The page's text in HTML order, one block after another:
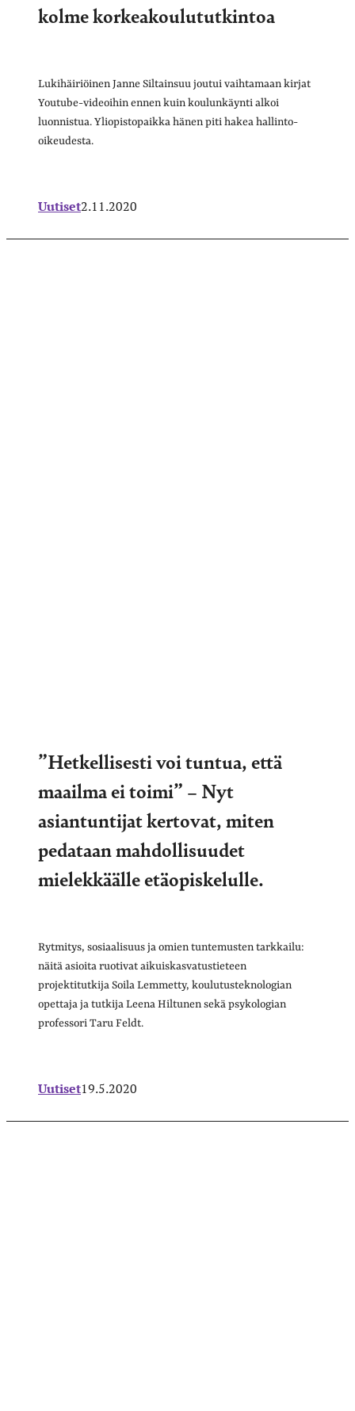
kolme korkeakoulututkintoa
Lukihäiriöinen Janne Siltainsuu joutui vaihtamaan kirjat
Youtube-videoihin ennen kuin koulunkäynti alkoi
luonnistua. Yliopistopaikka hänen piti hakea hallinto-
oikeudesta.
Uutiset2.11.2020
”Hetkellisesti voi tuntua, että
maailma ei toimi” – Nyt
asiantuntijat kertovat, miten
pedataan mahdollisuudet
mielekkäälle etäopiskelulle.
Rytmitys, sosiaalisuus ja omien tuntemusten tarkkailu:
näitä asioita ruotivat aikuiskasvatustieteen
projektitutkija Soila Lemmetty, koulutusteknologian
opettaja ja tutkija Leena Hiltunen sekä psykologian
professori Taru Feldt.
Uutiset19.5.2020